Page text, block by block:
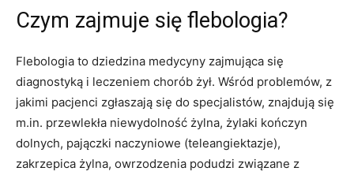
Czym zajmuje się flebologia?
Flebologia to dziedzina medycyny zajmująca się
diagnostyką i leczeniem chorób żył. Wśród problemów, z
jakimi pacjenci zgłaszają się do specjalistów, znajdują się
m.in. przewlekła niewydolność żylna, żylaki kończyn
dolnych, pajączki naczyniowe (teleangiektazje),
zakrzepica żylna, owrzodzenia podudzi związane z